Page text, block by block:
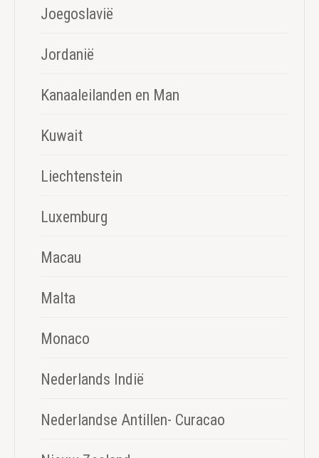
Joegoslavië
Jordanië
Kanaaleilanden en Man
Kuwait
Liechtenstein
Luxemburg
Macau
Malta
Monaco
Nederlands Indië
Nederlandse Antillen- Curacao